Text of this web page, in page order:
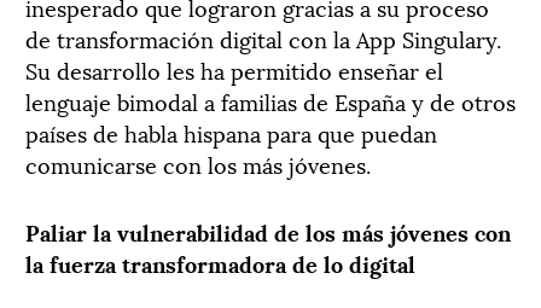
de transformación digital con la App Singulary.
Su desarrollo les ha permitido enseñar el
lenguaje bimodal a familias de España y de otros
países de habla hispana para que puedan
comunicarse con los más jóvenes.
Paliar la vulnerabilidad de los más jóvenes con
la fuerza transformadora de lo digital